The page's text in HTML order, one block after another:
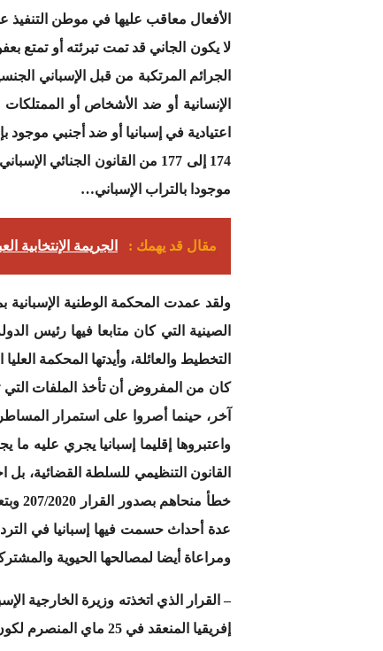
الأفعال معاقب عليها في موطن التنفيذ
لا يكون الجاني قد تمت تبرئته أو تمتع
الجرائم المرتكبة من قبل الإسباني
الإنسانية أو ضد الأشخاص أو
اعتيادية في إسبانيا أو ضد أجنبي
174 إلى 177 من القانون
موجودا بالتراب الإسباني…
مقال قد يهمك : الجريمة الإنتخابية
ولقد عمدت المحكمة الوطنية الإسبانية
الصينية التي كان متابعا فيها رئيس
كان من المفروض أن تأخذ الملفات التي
آخر، حينما أصروا على استمرار
القانون التنظيمي للسلطة القضائية،
خطأ
عدة أحداث حسمت فيها إسبانيا في
ومراعاة أيضا لمصالحها الحيوية
– القرار الذي اتخذته وزيرة الخارجية
إفريقيا المنعقد في 25 ماي المنصرم لكون الكيان الوهمي غير معترف به من قبل الأمم المتحدة والاتحاد الأوروبي.